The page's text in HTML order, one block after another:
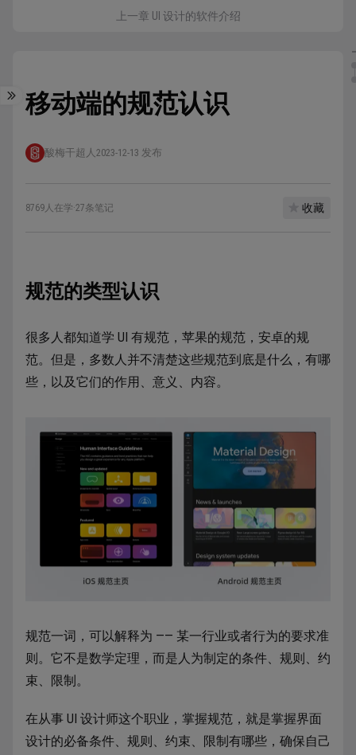
上一章 UI 设计的软件介绍
移动端的规范认识
酸梅干超人 2023-12-13 发布
8769人在学·27条笔记 收藏
规范的类型认识
很多人都知道学 UI 有规范，苹果的规范，安卓的规
范。但是，多数人并不清楚这些规范到底是什么，有哪
些，以及它们的作用、意义、内容。
规范一词，可以解释为 —— 某一行业或者行为的要求准
则。它不是数学定理，而是人为制定的条件、规则、约
束、限制。
在从事 UI 设计师这个职业，掌握规范，就是掌握界面
设计的必备条件、规则、约束、限制有哪些，确保自己